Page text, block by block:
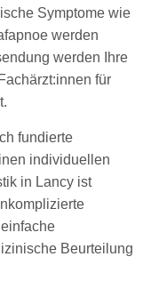
Symptome wie
werden
werden Ihre
für
fundierte
individuellen
in Lancy ist
Beurteilung